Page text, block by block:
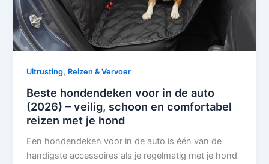
Uitrusting, Reizen & Vervoer
Beste hondendeken voor in de auto
(2026) – veilig, schoon en comfortabel
reizen met je hond
Een hondendeken voor in de auto is één van de
handigste accessoires als je regelmatig met je hond